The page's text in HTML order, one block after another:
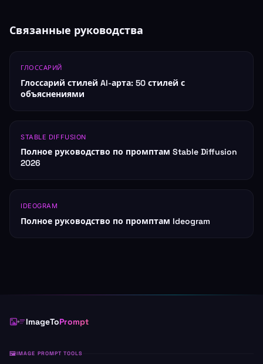
Связанные руководства
ГЛОССАРИЙ
Глоссарий стилей AI-арта: 50 стилей с
объяснениями
STABLE DIFFUSION
Полное руководство по промптам Stable Diffusion
2026
IDEOGRAM
Полное руководство по промптам Ideogram
ImageToPrompt
IMAGE PROMPT TOOLS